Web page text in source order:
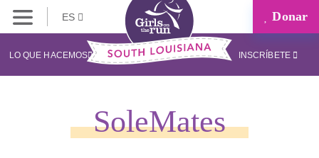
ES Donar
LO QUE HACEMOS INSCRÍBETE
SoleMates